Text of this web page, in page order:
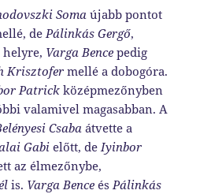
Somaújabb pontot
dePálinkás Gergő,
helyre, Varga Bencepedig
Krisztofermellé a dobogóra.
Patrickközépmezőnyben
valamivel magasabban. A
Csabaátvette a
Gabielőtt, deIyinbor
az élmezőnybe,
is. Varga BenceésPálinkás